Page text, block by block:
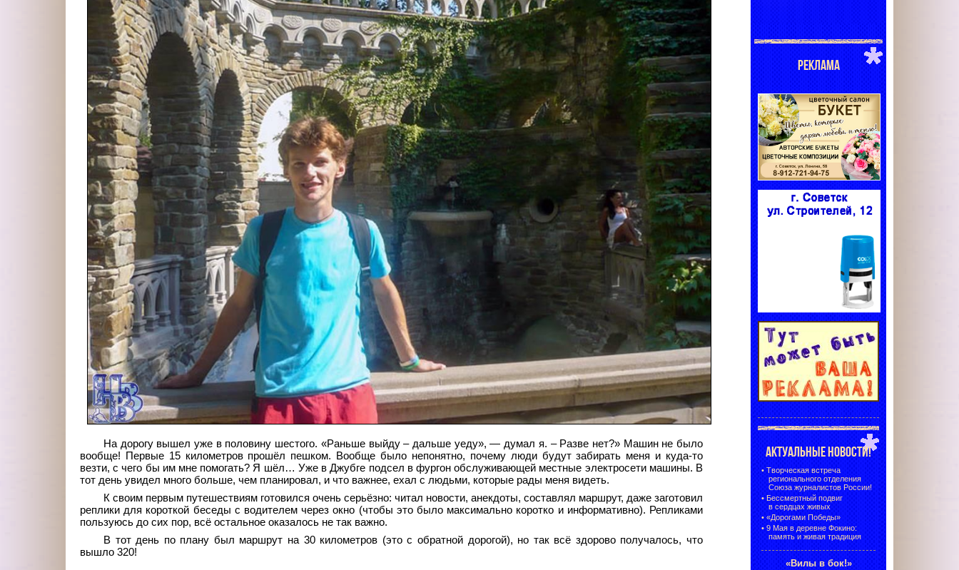
На дорогу вышел уже в половину шестого. «Раньше выйду – дальше уеду», — думал я. – Разве нет?» Машин не было
вообще! Первые 15 километров прошёл пешком. Вообще было непонятно, почему люди будут забирать меня и куда-то
везти, с чего бы им мне помогать? Я шёл… Уже в Джубге подсел в фургон обслуживающей местные электросети машины. В
тот день увидел много больше, чем планировал, и что важнее, ехал с людьми, которые рады меня видеть.
К своим первым путешествиям готовился очень серьёзно: читал новости, анекдоты, составлял маршрут, даже заготовил
реплики для короткой беседы с водителем через окно (чтобы это было максимально коротко и информативно). Репликами
пользуюсь до сих пор, всё остальное оказалось не так важно.
В тот день по плану был маршрут на 30 километров (это с обратной дорогой), но так всё здорово получалось, что
вышло 320!
РЕКЛАМА
АКТУАЛЬНЫЕ НОВОСТИ!
• Творческая встреча
регионального отделения
Союза журналистов России!
• Бессмертный подвиг
в сердцах живых
• «Дорогами Победы»
• 9 Мая в деревне Фокино:
память и живая традиция
«Вилы в бок!»